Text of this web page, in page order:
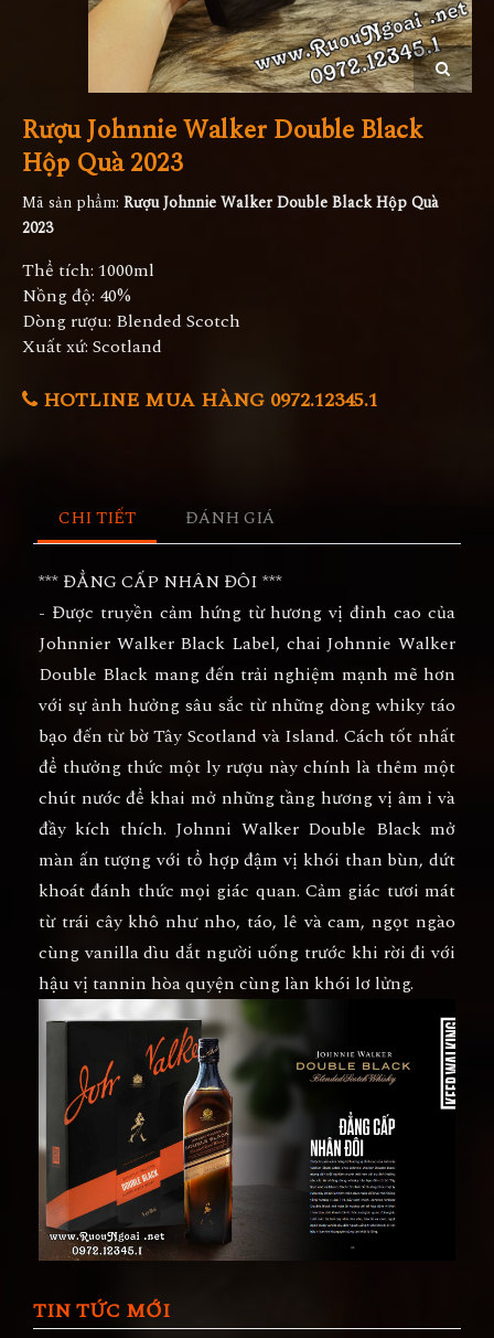
Rượu Johnnie Walker Double Black
Hộp Quà 2023
Mã sản phẩm: Rượu Johnnie Walker Double Black Hộp Quà
2023
Thể tích: 1000ml
Nồng độ: 40%
Dòng rượu: Blended Scotch
Xuất xứ: Scotland
HOTLINE MUA HÀNG 0972.12345.1
CHI TIẾT ĐÁNH GIÁ
*** ĐẲNG CẤP NHÂN ĐÔI ***
- Được truyền cảm hứng từ hương vị đỉnh cao của
Johnnier Walker Black Label, chai Johnnie Walker
Double Black mang đến trải nghiệm mạnh mẽ hơn
với sự ảnh hưởng sâu sắc từ những dòng whiky táo
bạo đến từ bờ Tây Scotland và Island. Cách tốt nhất
để thưởng thức một ly rượu này chính là thêm một
chút nước để khai mở những tầng hương vị âm ỉ và
đầy kích thích. Johnni Walker Double Black mở
màn ấn tượng với tổ hợp đậm vị khói than bùn, dứt
khoát đánh thức mọi giác quan. Cảm giác tươi mát
từ trái cây khô như nho, táo, lê và cam, ngọt ngào
cùng vanilla dìu dắt người uống trước khi rời đi với
hậu vị tannin hòa quyện cùng làn khói lơ lửng.
TIN TỨC MỚI